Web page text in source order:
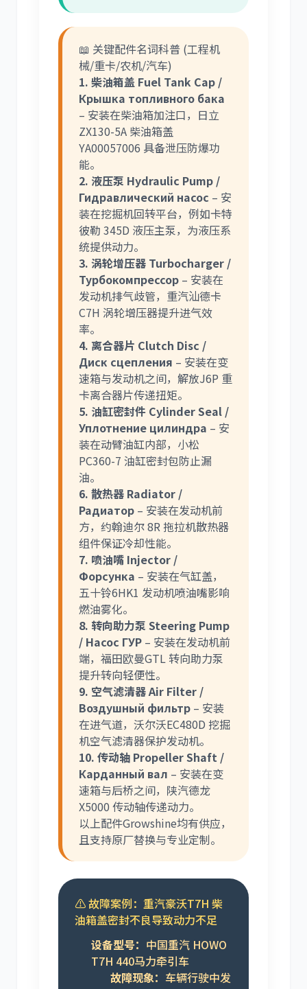
📖 关键配件名词科普 (工程机
械/重卡/农机/汽车)
1. 柴油箱盖 Fuel Tank Cap /
Крышка топливного бака
– 安装在柴油箱加注口，日立
ZX130-5A 柴油箱盖
YA00057006 具备泄压防爆功
能。
2. 液压泵 Hydraulic Pump /
Гидравлический насос – 安
装在挖掘机回转平台，例如卡特
彼勒 345D 液压主泵，为液压系
统提供动力。
3. 涡轮增压器 Turbocharger /
Турбокомпрессор – 安装在
发动机排气歧管，重汽汕德卡
C7H 涡轮增压器提升进气效
率。
4. 离合器片 Clutch Disc /
Диск сцепления – 安装在变
速箱与发动机之间，解放J6P 重
卡离合器片传递扭矩。
5. 油缸密封件 Cylinder Seal /
Уплотнение цилиндра – 安
装在动臂油缸内部，小松
PC360-7 油缸密封包防止漏
油。
6. 散热器 Radiator /
Радиатор – 安装在发动机前
方，约翰迪尔 8R 拖拉机散热器
组件保证冷却性能。
7. 喷油嘴 Injector /
Форсунка – 安装在气缸盖，
五十铃6HK1 发动机喷油嘴影响
燃油雾化。
8. 转向助力泵 Steering Pump
/ Насос ГУР – 安装在发动机前
端，福田欧曼GTL 转向助力泵
提升转向轻便性。
9. 空气滤清器 Air Filter /
Воздушный фильтр – 安装
在进气道，沃尔沃EC480D 挖掘
机空气滤清器保护发动机。
10. 传动轴 Propeller Shaft /
Карданный вал – 安装在变
速箱与后桥之间，陕汽德龙
X5000 传动轴传递动力。
以上配件Growshine均有供应，
且支持原厂替换与专业定制。
⚠️ 故障案例：重汽豪沃T7H 柴
油箱盖密封不良导致动力不足
设备型号： 中国重汽 HOWO
T7H 440马力牵引车
故障现象： 车辆行驶中发